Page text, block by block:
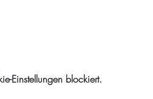
Einstellungen blockiert.